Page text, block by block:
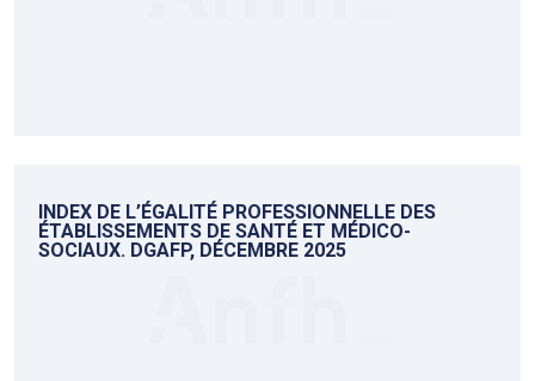
INDEX DE L’ÉGALITÉ PROFESSIONNELLE DES
ÉTABLISSEMENTS DE SANTÉ ET MÉDICO-
SOCIAUX. DGAFP, DÉCEMBRE 2025